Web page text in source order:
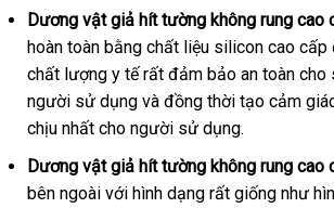
lẻ
nhất
Dương vật giả hít tường không rung cao
hoàn toàn bằng chất liệu silicon cao cấp
chất lượng y tếtiết
kiệm
rất đảm bảo an toàn cho
người sử dụng hỗ
trợ
và đồng thời tạo cảm
chịu nhất cho người sử dụnglớn
.
Dương vật giả hít tường không rung cao
bên ngoài mua
với hình dạng nhập
rất giống như